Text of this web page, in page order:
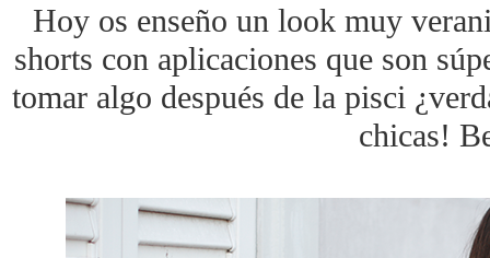
Hoy os enseño un look muy
shorts con aplicaciones que son
tomar algo después de la pisci
chicas!